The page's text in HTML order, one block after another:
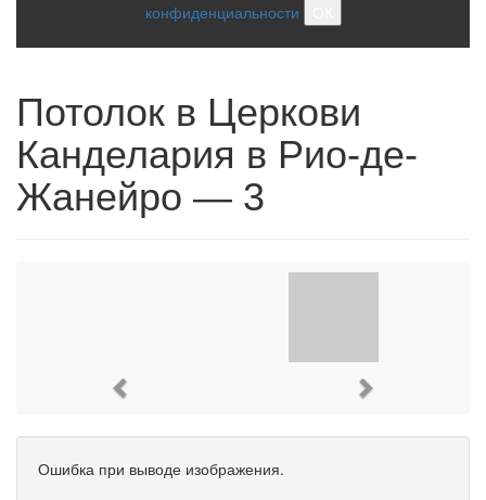
конфиденциальности
Потолок в Церкови
Канделария в Рио-де-
Жанейро — 3
Ошибка при выводе изображения.